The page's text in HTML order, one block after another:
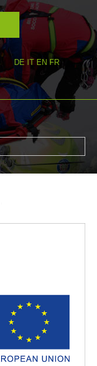
DE IT EN FR